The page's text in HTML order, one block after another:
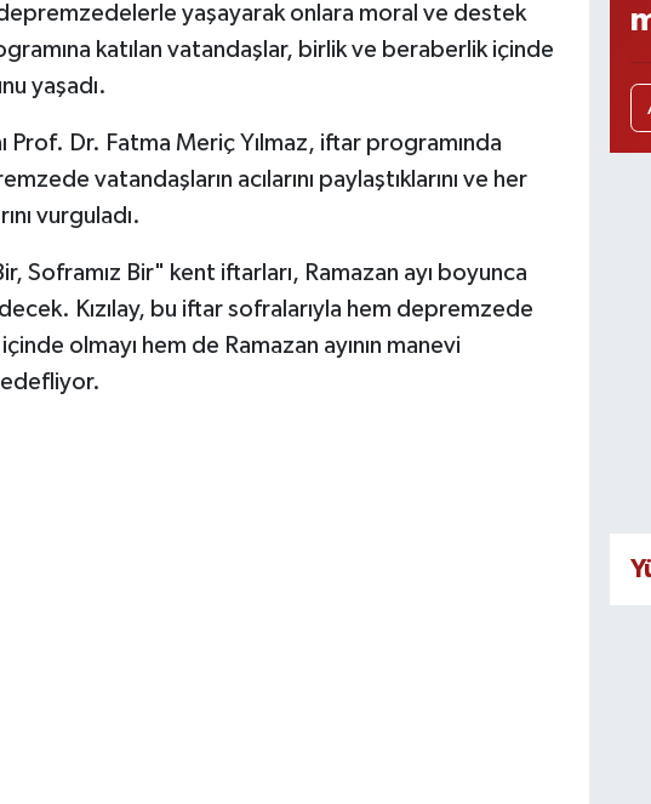
yaşayarak onlara moral ve destek
katılan vatandaşlar, birlik ve beraberlik içinde
yaşadı.
Prof. Dr. Fatma Meriç Yılmaz, iftar programında
vatandaşların acılarını paylaştıklarını ve her
vurguladı.
Soframız Bir" kent iftarları, Ramazan ayı boyunca
Kızılay, bu iftar sofralarıyla hem depremzede
olmayı hem de Ramazan ayının manevi